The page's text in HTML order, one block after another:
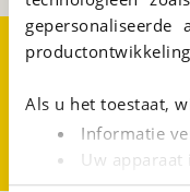
Als u het toestaat,
Informatie
Uw
Over viaBOVAG.nl
Cookievoorkeuren